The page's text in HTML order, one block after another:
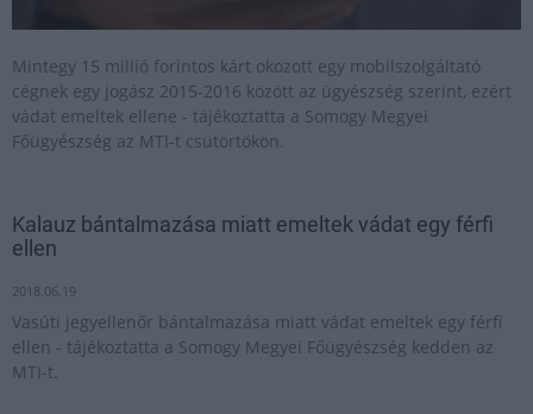
Mintegy 15 millió forintos kárt okozott egy mobilszolgáltató
cégnek egy jogász 2015-2016 között az ügyészség szerint, ezért
vádat emeltek ellene - tájékoztatta a Somogy Megyei
Főügyészség az MTI-t csütörtökön.
Kalauz bántalmazása miatt emeltek vádat egy férfi
ellen
2018.06.19
Vasúti jegyellenőr bántalmazása miatt vádat emeltek egy férfi
ellen - tájékoztatta a Somogy Megyei Főügyészség kedden az
MTI-t.